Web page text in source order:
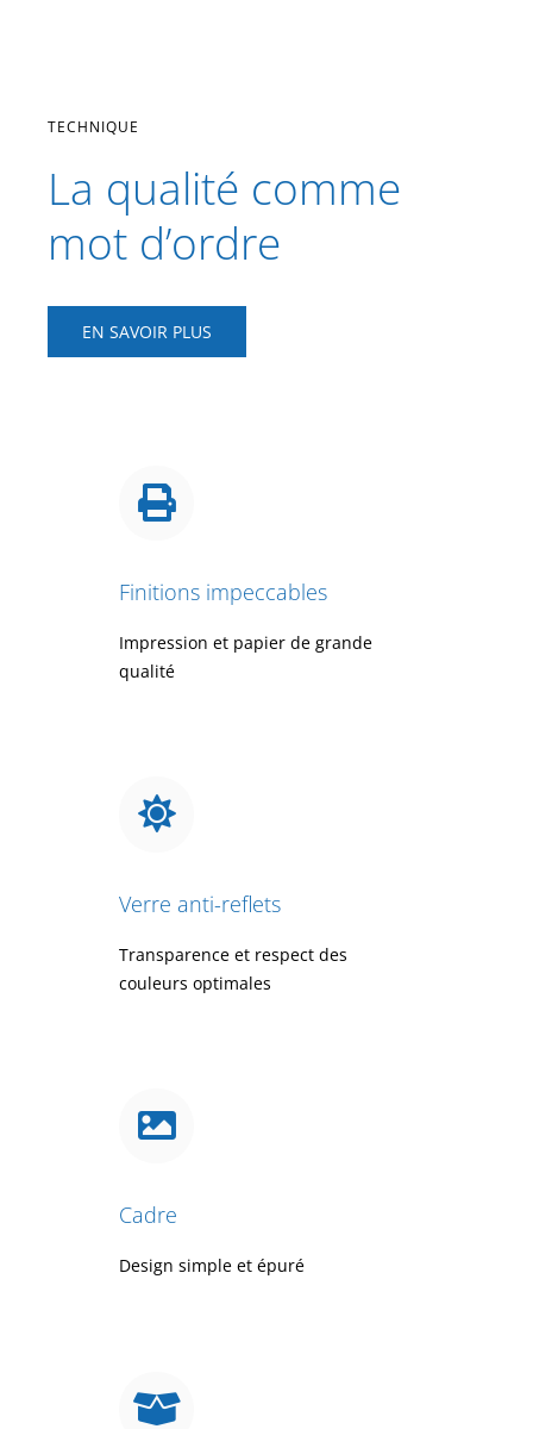
TECHNIQUE
La qualité comme
mot d’ordre
EN SAVOIR PLUS
Finitions impeccables
Impression et papier de grande
qualité
Verre anti-reflets
Transparence et respect des
couleurs optimales
Cadre
Design simple et épuré